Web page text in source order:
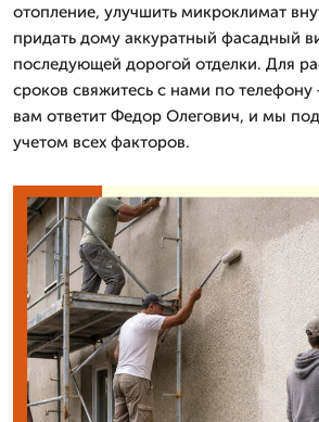
отопление, улучшить микроклимат
придать дому аккуратный фасадный
последующей дорогой отделки. Для
сроков свяжитесь с нами по
вам ответит Федор Олегович, и мы
учетом всех факторов.